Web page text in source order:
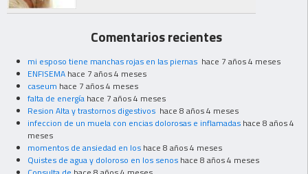
Comentarios recientes
mi esposo tiene manchas rojas en las piernas hace 7 años 4 meses
ENFISEMA hace 7 años 4 meses
caseum hace 7 años 4 meses
falta de energía hace 7 años 4 meses
Resion Alta y trastornos digestivos hace 8 años 4 meses
infeccion de un muela con encias dolorosas e inflamadas hace 8 años 4
meses
momentos de ansiedad en los hace 8 años 4 meses
Quistes de agua y doloroso en los senos hace 8 años 4 meses